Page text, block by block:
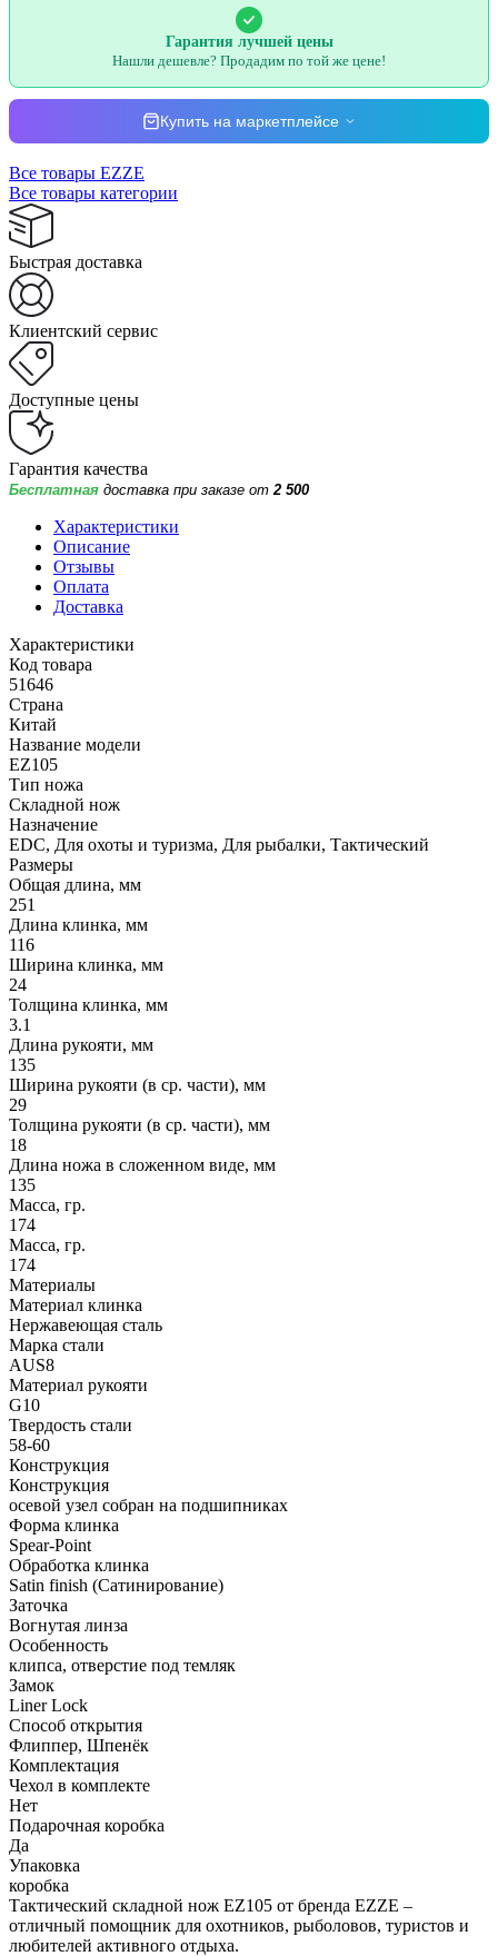
Гарантия лучшей цены
Нашли дешевле? Продадим по той же цене!
Купить на маркетплейсе
Все товары EZZE
Все товары категории
Быстрая доставка
Клиентский сервис
Доступные цены
Гарантия качества
Бесплатная доставка при заказе от 2 500
Характеристики
Описание
Отзывы
Оплата
Доставка
Характеристики
Код товара
51646
Страна
Китай
Название модели
EZ105
Тип ножа
Складной нож
Назначение
EDC, Для охоты и туризма, Для рыбалки, Тактический
Размеры
Общая длина, мм
251
Длина клинка, мм
116
Ширина клинка, мм
24
Толщина клинка, мм
3.1
Длина рукояти, мм
135
Ширина рукояти (в ср. части), мм
29
Толщина рукояти (в ср. части), мм
18
Длина ножа в сложенном виде, мм
135
Масса, гр.
174
Масса, гр.
174
Материалы
Материал клинка
Нержавеющая сталь
Марка стали
AUS8
Материал рукояти
G10
Твердость стали
58-60
Конструкция
Конструкция
осевой узел собран на подшипниках
Форма клинка
Spear-Point
Обработка клинка
Satin finish (Сатинирование)
Заточка
Вогнутая линза
Особенность
клипса, отверстие под темляк
Замок
Liner Lock
Способ открытия
Флиппер, Шпенёк
Комплектация
Чехол в комплекте
Нет
Подарочная коробка
Да
Упаковка
коробка
Тактический складной нож EZ105 от бренда EZZE –
отличный помощник для охотников, рыболовов, туристов и
любителей активного отдыха.